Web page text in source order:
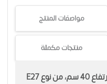
مواصفات المنتج
منتجات مكملة
عامود خارجي أسود مودرن بارتفاع 40 سم، من نوع E27